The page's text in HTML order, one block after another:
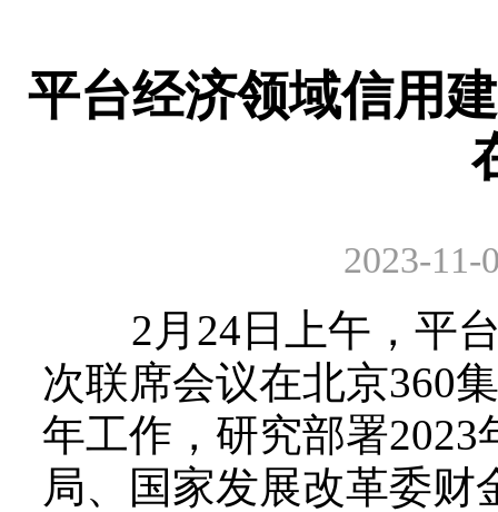
平台经济领域信用
2023-11-
2月24日上午，平台
次联席会议在北京360
年工作，研究部署
局、国家发展改革委